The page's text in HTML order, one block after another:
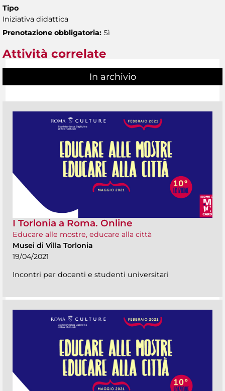
Tipo
Iniziativa didattica
Prenotazione obbligatoria: Sì
Attività correlate
In archivio
I Torlonia a Roma. Online
Educare alle mostre, educare alla città
Musei di Villa Torlonia
19/04/2021
Incontri per docenti e studenti universitari